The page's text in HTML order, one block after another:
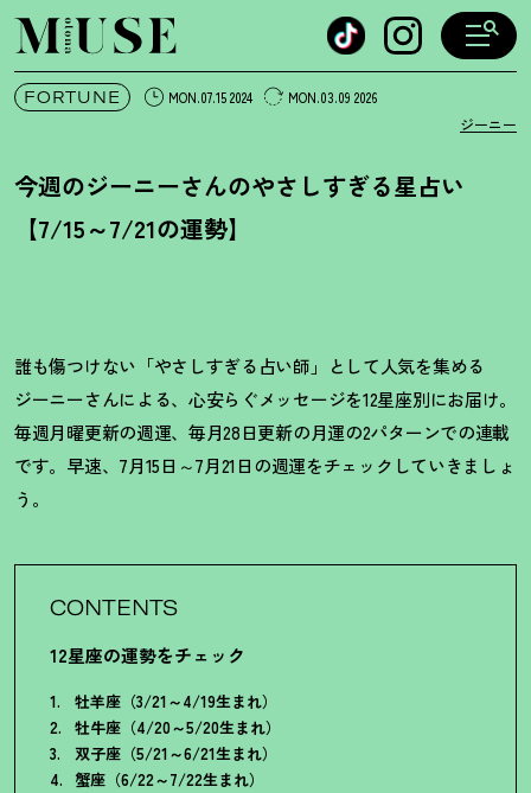
オトナミューズ ウェブ
FORTUNE MON.07.15 2024 MON.03.09 2026
ジーニー
今週のジーニーさんのやさしすぎる星占い
【7/15～7/21の運勢】
誰も傷つけない「やさしすぎる占い師」として人気を集める
ジーニーさんによる、心安らぐメッセージを12星座別にお届け。
毎週月曜更新の週運、毎月28日更新の月運の2パターンでの連載
です。早速、7月15日～7月21日の週運をチェックしていきましょ
う。
CONTENTS
12星座の運勢をチェック
牡羊座（3/21～4/19生まれ）
牡牛座（4/20～5/20生まれ）
双子座（5/21～6/21生まれ）
蟹座（6/22～7/22生まれ）